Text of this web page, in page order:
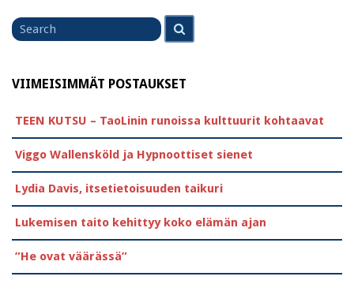
Search
for
VIIMEISIMMÄT POSTAUKSET
TEEN KUTSU – TaoLinin runoissa kulttuurit kohtaavat
Viggo Wallensköld ja Hypnoottiset sienet
Lydia Davis, itsetietoisuuden taikuri
Lukemisen taito kehittyy koko elämän ajan
”He ovat väärässä”